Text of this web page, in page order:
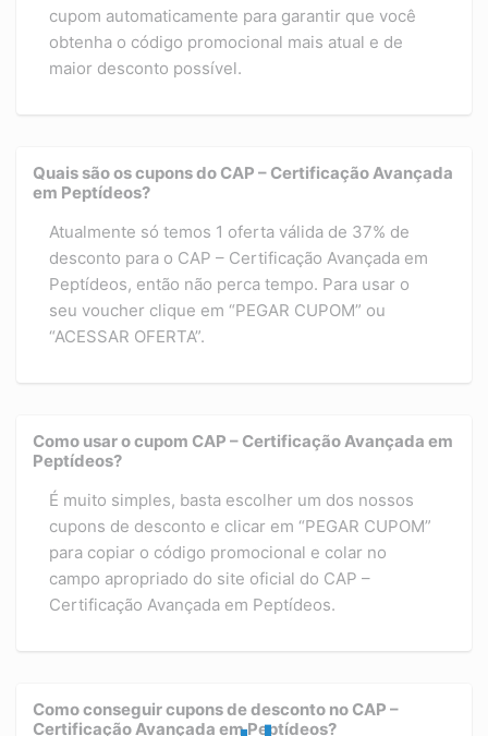
cupom automaticamente para garantir que você
obtenha o código promocional mais atual e de
maior desconto possível.
Quais são os cupons do CAP – Certificação Avançada
em Peptídeos?
Atualmente só temos 1 oferta válida de 37% de
desconto para o CAP – Certificação Avançada em
Peptídeos, então não perca tempo. Para usar o
seu voucher clique em “PEGAR CUPOM” ou
“ACESSAR OFERTA”.
Como usar o cupom CAP – Certificação Avançada em
Peptídeos?
É muito simples, basta escolher um dos nossos
cupons de desconto e clicar em “PEGAR CUPOM”
para copiar o código promocional e colar no
campo apropriado do site oficial do CAP –
Certificação Avançada em Peptídeos.
Como conseguir cupons de desconto no CAP –
Certificação Avançada em Peptídeos?